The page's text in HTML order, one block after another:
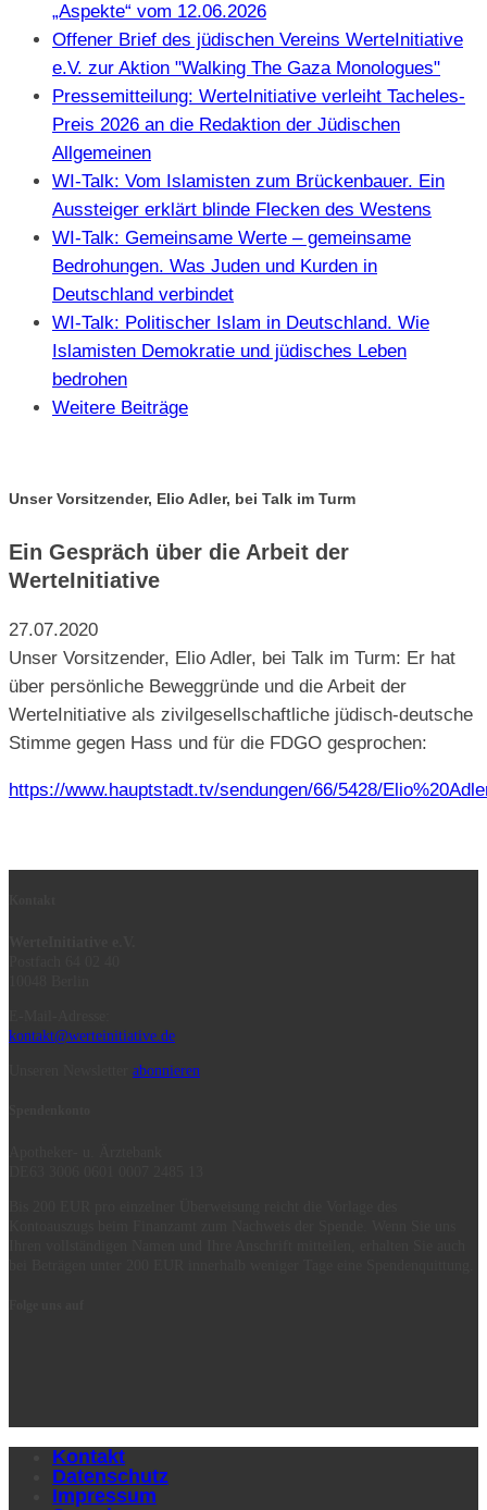
„Aspekte“ vom 12.06.2026
Offener Brief des jüdischen Vereins WerteInitiative
e.V. zur Aktion "Walking The Gaza Monologues"
Pressemitteilung: WerteInitiative verleiht Tacheles-
Preis 2026 an die Redaktion der Jüdischen
Allgemeinen
WI-Talk: Vom Islamisten zum Brückenbauer. Ein
Aussteiger erklärt blinde Flecken des Westens
WI-Talk: Gemeinsame Werte – gemeinsame
Bedrohungen. Was Juden und Kurden in
Deutschland verbindet
WI-Talk: Politischer Islam in Deutschland. Wie
Islamisten Demokratie und jüdisches Leben
bedrohen
Weitere Beiträge
Unser Vorsitzender, Elio Adler, bei Talk im Turm
Ein Gespräch über die Arbeit der
WerteInitiative
27.07.2020
Unser Vorsitzender, Elio Adler, bei Talk im Turm: Er hat
über persönliche Beweggründe und die Arbeit der
WerteInitiative als zivilgesellschaftliche jüdisch-deutsche
Stimme gegen Hass und für die FDGO gesprochen:
https://www.hauptstadt.tv/sendungen/66/5428/
kontakt@werteinitiative.de
abonnieren
Kontakt
Datenschutz
Impressum